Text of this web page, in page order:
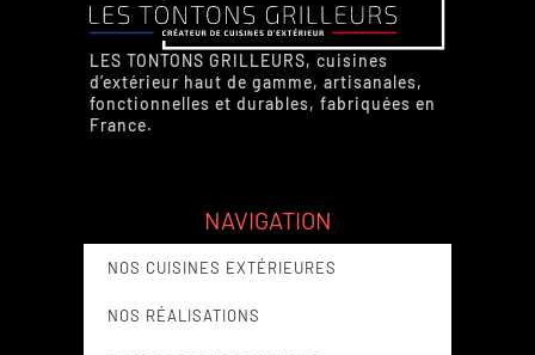
LES TONTONS GRILLEURS, cuisines
d’extérieur haut de gamme, artisanales,
fonctionnelles et durables, fabriquées en
France.
NAVIGATION
NOS CUISINES EXTÉRIEURES
NOS RÉALISATIONS